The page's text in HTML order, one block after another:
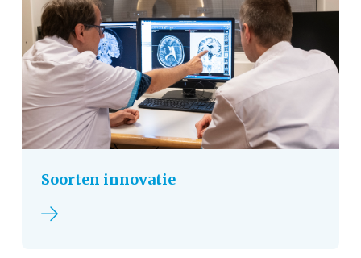
Soorten innovatie
Lees verder